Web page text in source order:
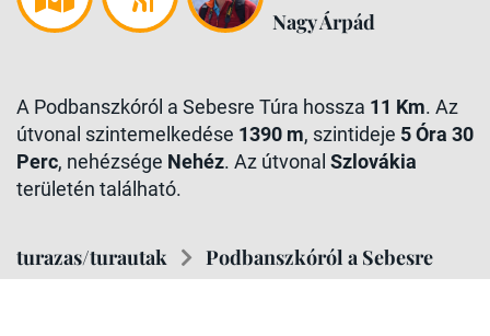
Nagy Árpád
A Podbanszkóról a Sebesre Túra hossza 11 Km. Az
útvonal szintemelkedése 1390 m, szintideje 5 Óra 30
Perc, nehézsége Nehéz. Az útvonal Szlovákia
területén található.
turazas/turautak Podbanszkóról a Sebesre